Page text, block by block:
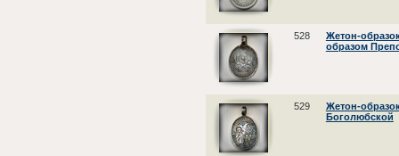
528
Жетон-
образом
529
Жетон-
Боголюбской